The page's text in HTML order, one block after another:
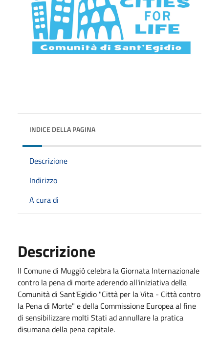
INDICE DELLA PAGINA
Descrizione
Indirizzo
A cura di
Descrizione
Il Comune di Muggiò celebra la Giornata Internazionale
contro la pena di morte aderendo all'iniziativa della
Comunità di Sant'Egidio "Città per la Vita - Città contro
la Pena di Morte" e della Commissione Europea al fine
di sensibilizzare molti Stati ad annullare la pratica
disumana della pena capitale.